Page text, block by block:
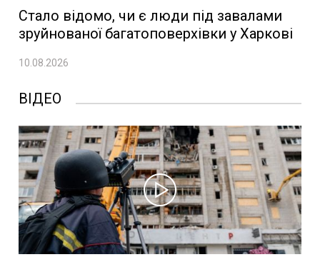
Стало відомо, чи є люди під завалами
зруйнованої багатоповерхівки у Харкові
10.08.2026
ВІДЕО